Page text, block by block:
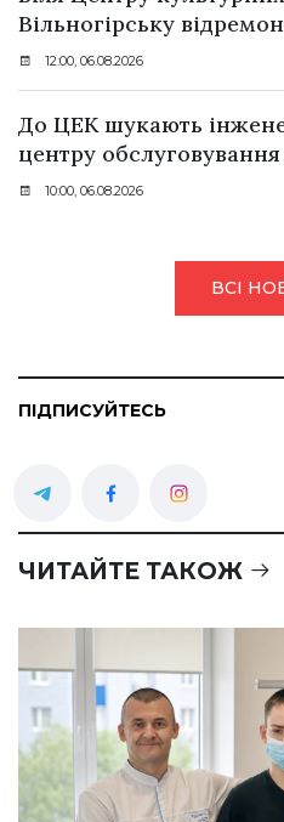
Вільногірську
12:00, 06.08.2026
До ЦЕК шукають
центру обслуговування
10:00, 06.08.2026
ВСІ
ПІДПИСУЙТЕСЬ
ЧИТАЙТЕ ТАКОЖ